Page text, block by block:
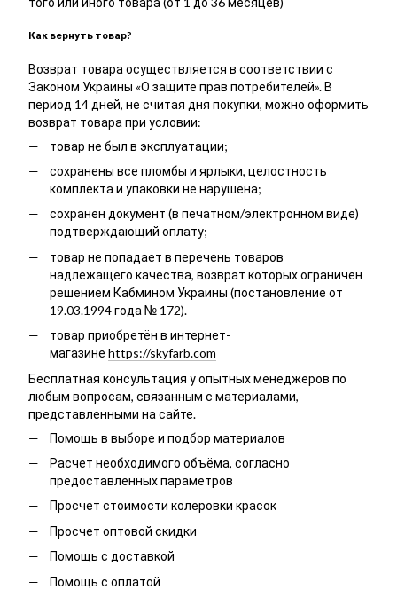
Как вернуть товар?
Возврат товара осуществляется в соответствии с
Законом Украины «О защите прав потребителей». В
период 14 дней, не считая дня покупки, можно оформить
возврат товара при условии:
товар не был в эксплуатации;
сохранены все пломбы и ярлыки, целостность
комплекта и упаковки не нарушена;
сохранен документ (в печатном/электронном виде)
подтверждающий оплату;
товар не попадает в перечень товаров
надлежащего качества, возврат которых ограничен
решением Кабмином Украины (постановление от
19.03.1994 года № 172).
товар приобретён в интернет-
магазине https://skyfarb.com
Бесплатная консультация у опытных менеджеров по
любым вопросам, связанным с материалами,
представленными на сайте.
Помощь в выборе и подбор материалов
Расчет необходимого объёма, согласно
предоставленных параметров
Просчет стоимости колеровки красок
Просчет оптовой скидки
Помощь с доставкой
Помощь с оплатой